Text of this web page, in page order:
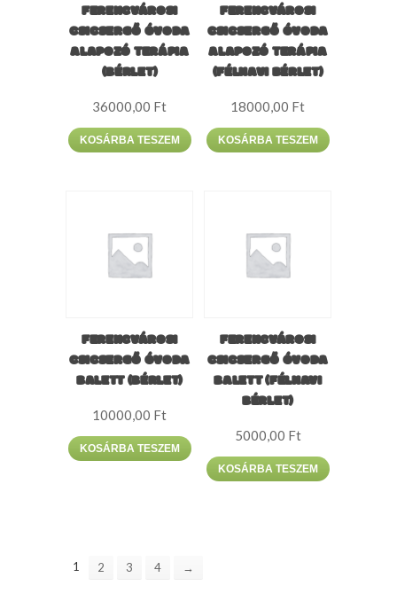
FERENCVÁROSI
CSICSERGŐ ÓVODA
ALAPOZÓ TERÁPIA
(BÉRLET)
36000,00 Ft
KOSÁRBA TESZEM
FERENCVÁROSI
CSICSERGŐ ÓVODA
ALAPOZÓ TERÁPIA
(FÉLHAVI BÉRLET)
18000,00 Ft
KOSÁRBA TESZEM
FERENCVÁROSI
CSICSERGŐ ÓVODA
BALETT (BÉRLET)
10000,00 Ft
KOSÁRBA TESZEM
FERENCVÁROSI
CSICSERGŐ ÓVODA
BALETT (FÉLHAVI
BÉRLET)
5000,00 Ft
KOSÁRBA TESZEM
1 2 3 4 →